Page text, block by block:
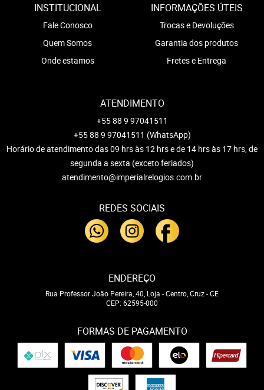
INSTITUCIONAL
Fale Conosco
Quem Somos
Onde estamos
INFORMAÇÕES ÚTEIS
Trocas e Devoluções
Garantia dos produtos
Fretes e Entrega
ATENDIMENTO
+55 88 9 97041511
+55 88 9 97041511 (WhatsApp)
Horário de atendimento das 09 hrs às 12 hrs e de 14 hrs às 17 hrs, de
segunda a sexta (exceto feriados)
atendimento@imperialrelogios.com.br
REDES SOCIAIS
ENDEREÇO
Rua Professor João Pereira, 40, Loja -Centro, Cruz-CE
CEP: 62595-000
FORMAS DE PAGAMENTO